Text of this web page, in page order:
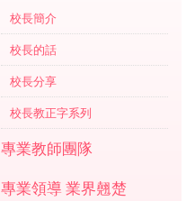
校長簡介
校長的話
校長分享
校長教正字系列
專業教師團隊
專業領導 業界翹楚